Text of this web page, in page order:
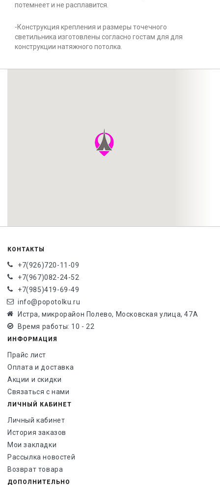
потемнеет и не расплавится.
-Конструкция крепления и размеры точечного
светильника изготовлены согласно гостам для для
конструкции натяжного потолка.
КОНТАКТЫ
+7(926)720-11-09
+7(967)082-24-52
+7(985)419-69-49
info@popotolku.ru
Истра, микрорайон Полево, Московская улица, 47А
Время работы: 10 - 22
ИНФОРМАЦИЯ
Прайс лист
Оплата и доставка
Акции и скидки
Связаться с нами
ЛИЧНЫЙ КАБИНЕТ
Личный кабинет
История заказов
Мои закладки
Рассылка новостей
Возврат товара
ДОПОЛНИТЕЛЬНО